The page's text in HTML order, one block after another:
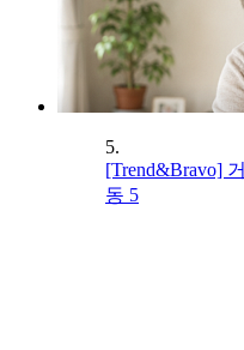
5.
[Trend&Bravo]
동 5